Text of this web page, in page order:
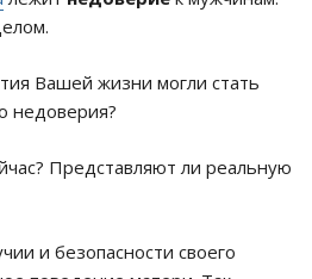
Вашей жизни могли стать
недоверия?
Представляют ли реальную
и безопасности своего